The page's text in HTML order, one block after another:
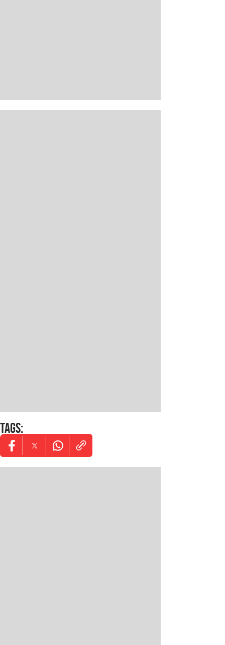
TAGS:
Opens in new window
Opens in new window
Opens in new window